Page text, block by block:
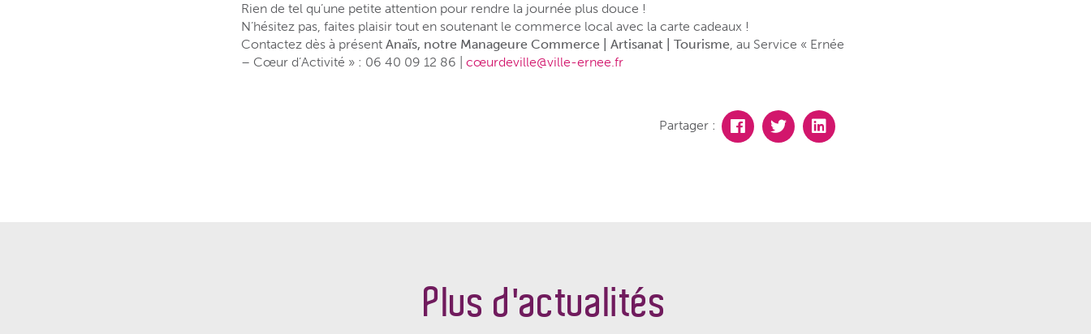
Rien de tel qu’une petite attention pour rendre la journée plus douce !
N’hésitez pas, faites plaisir tout en soutenant le commerce local avec la carte cadeaux !
Contactez dès à présent Anaïs, notre Manageure Commerce | Artisanat | Tourisme, au Service « Ernée
– Cœur d’Activité » : 06 40 09 12 86 | cœurdeville@ville-ernee.fr
Partager :
Plus d'actualités